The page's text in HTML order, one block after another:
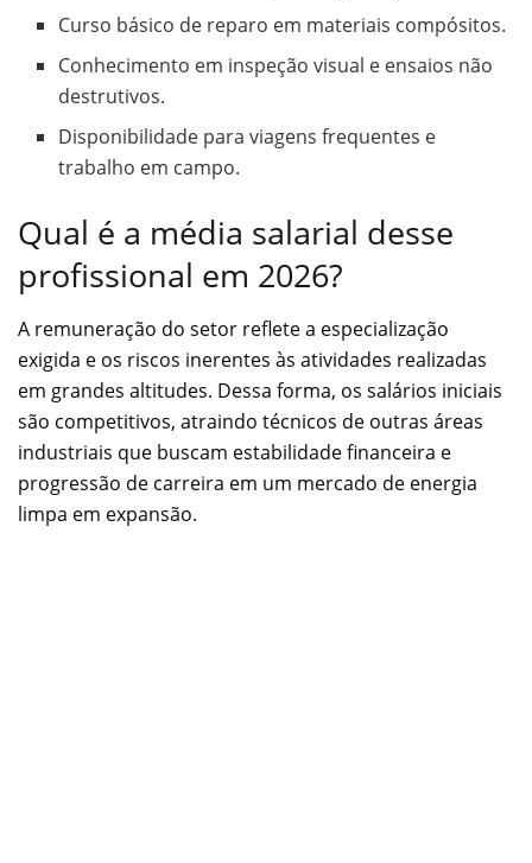
Curso básico de reparo em materiais compósitos.
Conhecimento em inspeção visual e ensaios não
destrutivos.
Disponibilidade para viagens frequentes e
trabalho em campo.
Qual é a média salarial desse
profissional em 2026?
A remuneração do setor reflete a especialização
exigida e os riscos inerentes às atividades realizadas
em grandes altitudes. Dessa forma, os salários iniciais
são competitivos, atraindo técnicos de outras áreas
industriais que buscam estabilidade financeira e
progressão de carreira em um mercado de energia
limpa em expansão.